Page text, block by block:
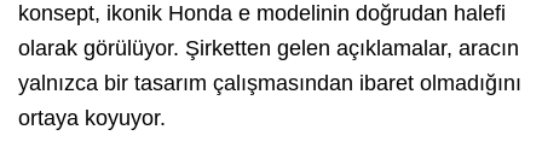
konsept, ikonik Honda e modelinin doğrudan halefi
olarak görülüyor. Şirketten gelen açıklamalar, aracın
yalnızca bir tasarım çalışmasından ibaret olmadığını
ortaya koyuyor.